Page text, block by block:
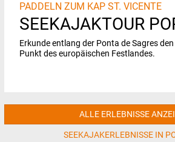
PADDELN ZUM KAP ST. VICENTE
SEEKAJAKTOUR
Erkunde entlang der Ponta de Sagres
Punkt des europäischen Festlandes.
ALLE ERLEBNISSE
SEEKAJAKERLEBNISSE IN